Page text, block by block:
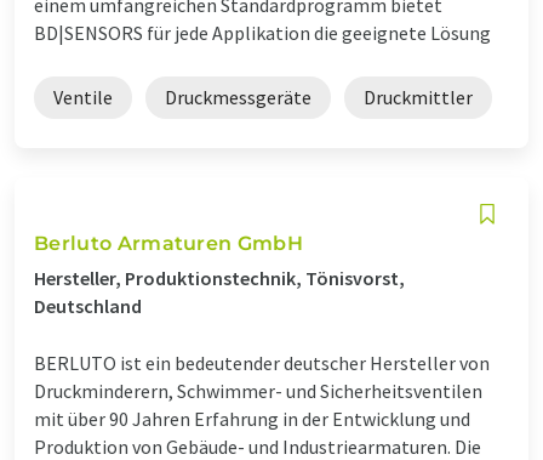
BD|SENSORS für jede Applikation die geeignete Lösung
Ventile Druckmessgeräte Druckmittler
Berluto Armaturen GmbH
Hersteller, Produktionstechnik, Tönisvorst,
Deutschland
BERLUTO ist ein bedeutender deutscher Hersteller von
Druckminderern, Schwimmer- und Sicherheitsventilen
mit über 90 Jahren Erfahrung in der Entwicklung und
Produktion von Gebäude- und Industriearmaturen. Die